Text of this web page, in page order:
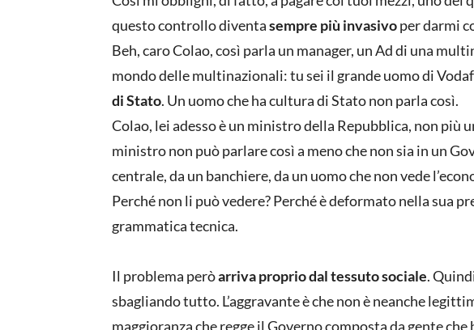
questo controllo diventasempre più invasivoper darmi
Beh, caro Colao, così parla un manager, un Ad di una
mondo delle multinazionali: tu sei il grande uomo di
di Stato. Un uomo che ha cultura di Stato non parla così.
Colao, lei adesso è un ministro della Repubblica, non più
ministro non può parlare così a meno che non sia in un
centrale, da un banchiere, da un uomo che non vede
Perché non li può vedere? Perché è deformato nella sua
grammatica tecnica.
Il problema peròarriva proprio dal tessuto sociale.
sbagliando tutto. L’aggravante è che non è neanche
maggioranza che regge il Governo composta da gente